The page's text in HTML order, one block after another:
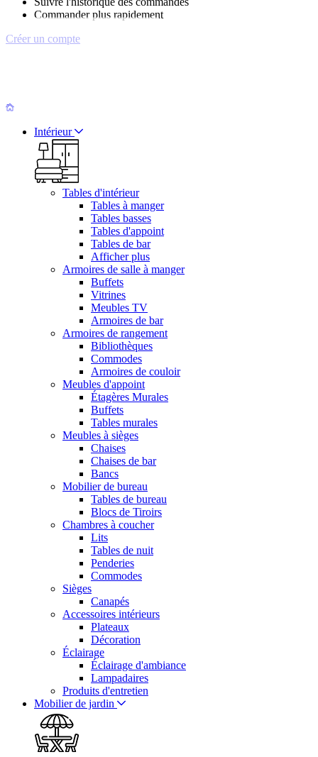
Commander plus rapidement
Créer un compte
Intérieur
Tables d'intérieur
Tables à manger
Tables basses
Tables d'appoint
Tables de bar
Afficher plus
Armoires de salle à manger
Buffets
Vitrines
Meubles TV
Armoires de bar
Armoires de rangement
Bibliothèques
Commodes
Armoires de couloir
Meubles d'appoint
Étagères Murales
Buffets
Tables murales
Meubles à sièges
Chaises
Chaises de bar
Bancs
Mobilier de bureau
Tables de bureau
Blocs de Tiroirs
Chambres à coucher
Lits
Tables de nuit
Penderies
Commodes
Sièges
Canapés
Accessoires intérieurs
Plateaux
Décoration
Éclairage
Éclairage d'ambiance
Lampadaires
Produits d'entretien
Mobilier de jardin